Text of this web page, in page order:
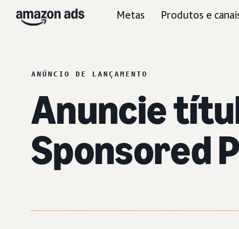
Metas Produtos e
ANÚNCIO DE LANÇAMENTO
Anuncie
Sponsored